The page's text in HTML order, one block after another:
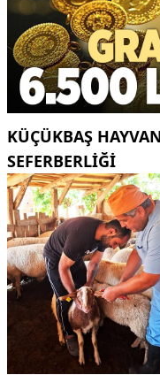
KÜÇÜKBAŞ
SEFERBERLİĞİ